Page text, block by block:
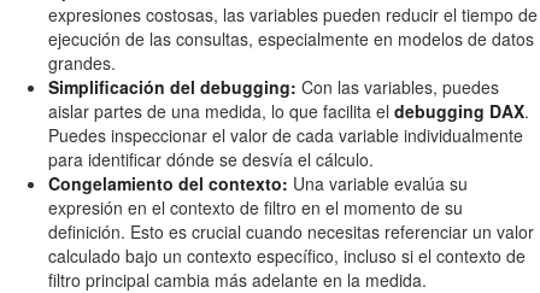
expresiones costosas, las variables pueden reducir el tiempo de
ejecución de las consultas, especialmente en modelos de datos
grandes.
Simplificación del debugging: Con las variables, puedes
aislar partes de una medida, lo que facilita el debugging DAX.
Puedes inspeccionar el valor de cada variable individualmente
para identificar dónde se desvía el cálculo.
Congelamiento del contexto: Una variable evalúa su
expresión en el contexto de filtro en el momento de su
definición. Esto es crucial cuando necesitas referenciar un valor
calculado bajo un contexto específico, incluso si el contexto de
filtro principal cambia más adelante en la medida.